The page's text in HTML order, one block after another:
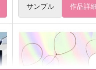
サンプル 作品詳